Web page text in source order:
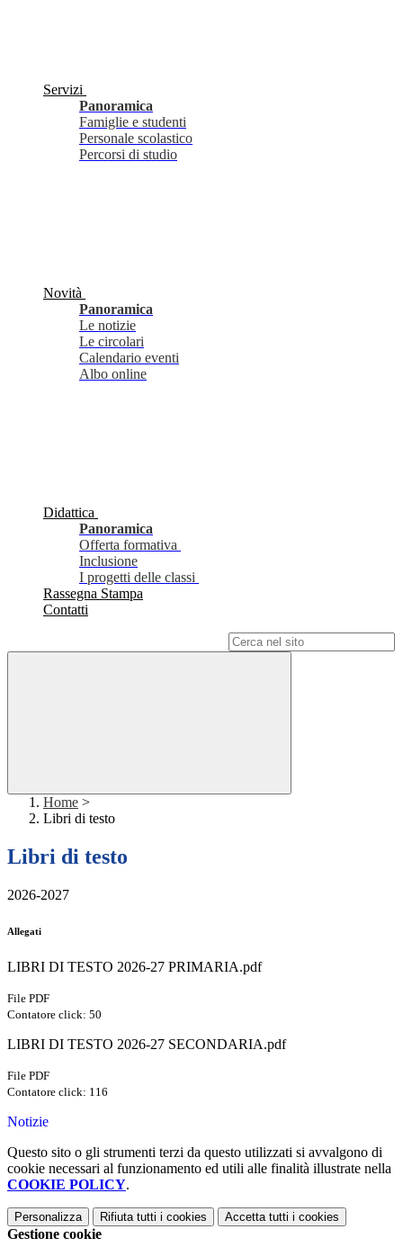
Servizi
Panoramica
Famiglie e studenti
Personale scolastico
Percorsi di studio
Novità
Panoramica
Le notizie
Le circolari
Calendario eventi
Albo online
Didattica
Panoramica
Offerta formativa
Inclusione
I progetti delle classi
Rassegna Stampa
Contatti
Home >
Libri di testo
Libri di testo
2026-2027
Allegati
LIBRI DI TESTO 2026-27 PRIMARIA.pdf
File PDF
Contatore click: 50
LIBRI DI TESTO 2026-27 SECONDARIA.pdf
File PDF
Contatore click: 116
Notizie
Questo sito o gli strumenti terzi da questo utilizzati si avvalgono di
cookie necessari al funzionamento ed utili alle finalità illustrate nella
COOKIE POLICY.
Personalizza Rifiuta tutti i cookies Accetta tutti i cookies
Gestione cookie